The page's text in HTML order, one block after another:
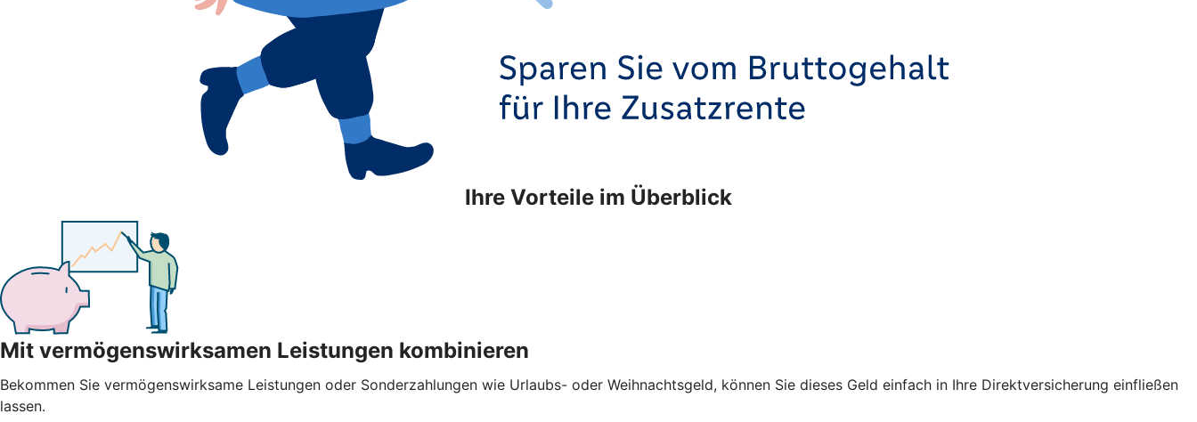
Ihre Vorteile im Überblick
Mit vermögenswirksamen Leistungen kombinieren
Bekommen Sie vermögenswirksame Leistungen oder Sonderzahlungen wie Urlaubs- oder Weihnachtsgeld, können Sie dieses Geld einfach in Ihre Direktversicherung einfließen
lassen.